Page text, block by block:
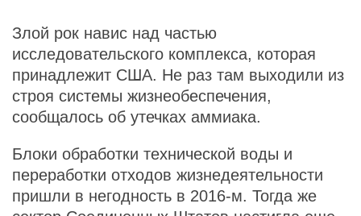
Злой рок навис над частью
исследовательского комплекса, которая
принадлежит США. Не раз там выходили из
строя системы жизнеобеспечения,
сообщалось об утечках аммиака.
Блоки обработки технической воды и
переработки отходов жизнедеятельности
пришли в негодность в 2016-м. Тогда же